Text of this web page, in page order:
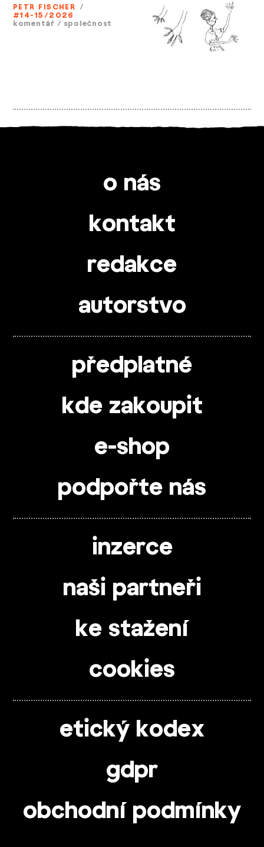
PETR FISCHER /
#14-15/2026
komentář / společnost
o nás
kontakt
redakce
autorstvo
předplatné
kde zakoupit
e-shop
podpořte nás
inzerce
naši partneři
ke stažení
cookies
etický kodex
gdpr
obchodní podmínky